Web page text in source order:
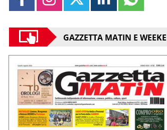
GAZZETTA MATIN E